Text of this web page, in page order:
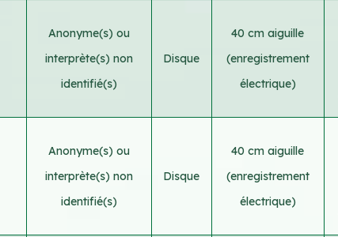
Anonyme(s) ou
interprète(s) non
identifié(s)
Disque
40 cm aiguille
(enregistrement
électrique)
Anonyme(s) ou
interprète(s) non
identifié(s)
Disque
40 cm aiguille
(enregistrement
électrique)